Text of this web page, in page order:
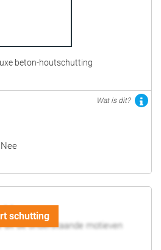
beton-houtschutting
Wat is dit?
Nee
uit de onderstaande motieven